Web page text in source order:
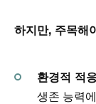
하지만, 주목해
환경적 적
생존 능력